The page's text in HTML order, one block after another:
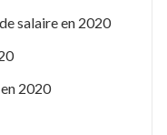
salaire en 2020
2020